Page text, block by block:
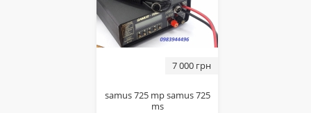
7 000 грн
samus 725 mp samus 725
ms